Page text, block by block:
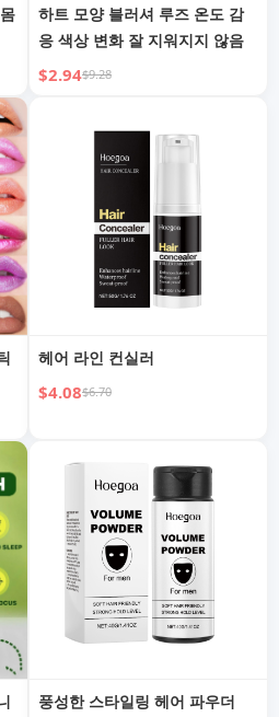
하트 모양 블러셔 루즈 온도 감
응 색상 변화 잘 지워지지 않음
$2.94$9.28
헤어 라인 컨실러
$4.08$6.70
풍성한 스타일링 헤어 파우더